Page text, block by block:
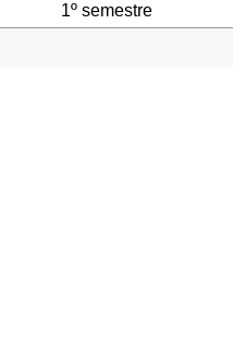
1º semestre